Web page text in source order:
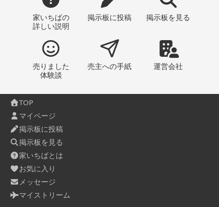
家いちばの
詳しい説明
掲示板に投稿 掲示板 を見る
売りました
体験談
売主への手紙 運営会社
TOP
マイページ
掲示板に投稿
掲示板を見る
家いちばとは
お気に入り
メッセージ
マイストリーム